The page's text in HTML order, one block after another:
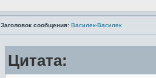
Заголовок сообщения: Василек-Василек
Цитата: